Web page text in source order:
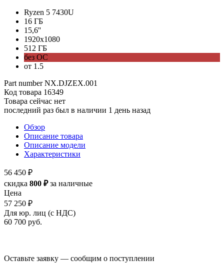
Ryzen 5 7430U
16 ГБ
15,6''
1920x1080
512 ГБ
без ОС
от 1.5
Part number NX.DJZEX.001
Код товара 16349
Товара сейчас нет
последний раз был в наличии 1 день назад
Обзор
Описание товара
Описание модели
Характеристики
56 450 ₽
скидка 800 ₽за наличные
Цена
57 250 ₽
Для юр. лиц (с НДС)
60 700 руб.
Оставьте заявку — сообщим о поступлении